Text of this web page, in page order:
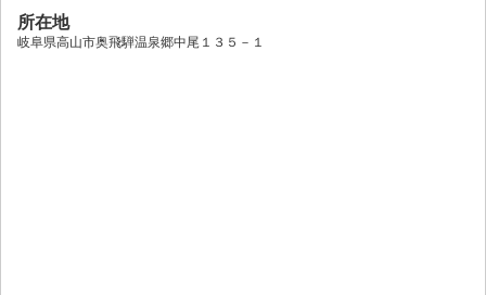
所在地
岐阜県高山市奥飛騨温泉郷中尾１３５－１